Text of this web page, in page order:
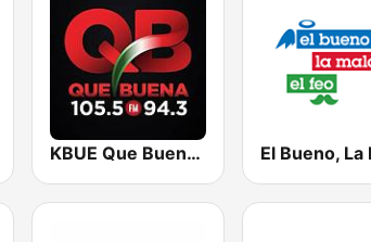
KBUE Que Buena 105.5 / 94.3 FM (US Only)